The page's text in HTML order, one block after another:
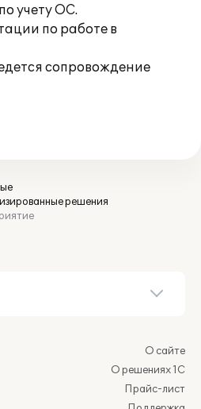
учету ОС.
по работе в
сопровождение
решения
О сайте
О решениях 1С
Прайс-лист